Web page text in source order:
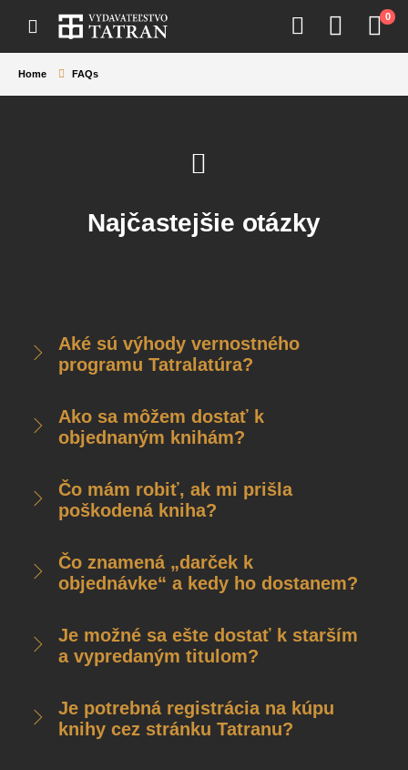
0
Home FAQs
Najčastejšie otázky
Aké sú výhody vernostného
programu Tatralatúra?
Ako sa môžem dostať k
objednaným knihám?
Čo mám robiť, ak mi prišla
poškodená kniha?
Čo znamená „darček k
objednávke“ a kedy ho dostanem?
Je možné sa ešte dostať k starším
a vypredaným titulom?
Je potrebná registrácia na kúpu
knihy cez stránku Tatranu?